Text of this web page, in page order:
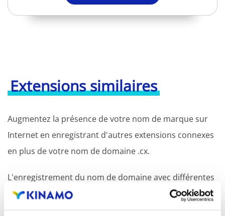
Extensions similaires
Augmentez la présence de votre nom de marque sur
Internet en enregistrant d'autres extensions connexes
en plus de votre nom de domaine .cx.
L'enregistrement du nom de domaine avec différentes
extensions offre l'avantage d'une visibilité accrue dans
les moteurs de recherche, d'une présence